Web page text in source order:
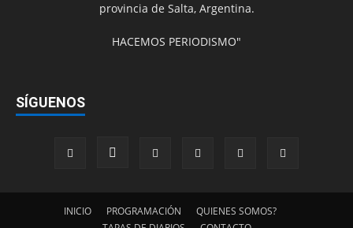
provincia de Salta, Argentina.
HACEMOS PERIODISMO"
SÍGUENOS
INICIO PROGRAMACIÓN
QUIENES SOMOS?